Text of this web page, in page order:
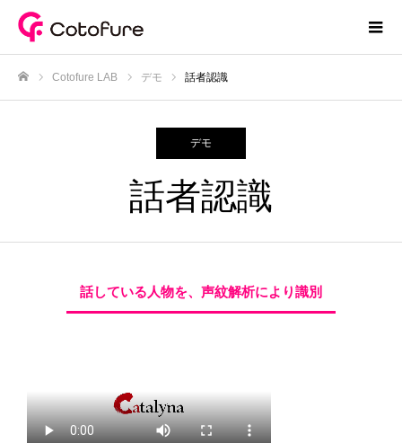
Cotofure LAB デモ 話者認識
デモ
話者認識
話している人物を、声紋解析により識別